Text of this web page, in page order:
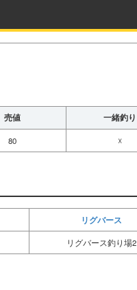
売値 一緒釣り
80 ☓
リグバース
リグバース釣り場2